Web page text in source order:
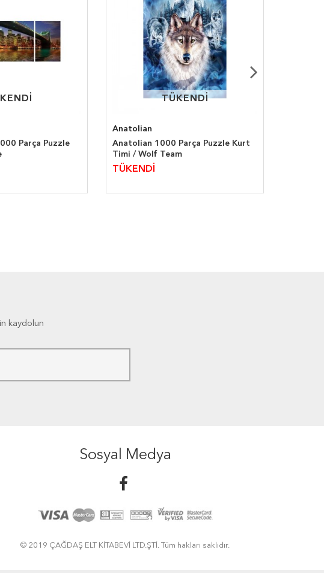
Parça Puzzle
TÜKENDİ
TÜKENDİ
Anatolian
Anatolian 1000 Parça Puzzle Kurt
Timi / Wolf Team
TÜKENDİ
kaydolun
Sosyal Medya
© 2019 ÇAĞDAŞ ELT KİTABEVİ LTD.ŞTİ. Tüm hakları saklıdır.